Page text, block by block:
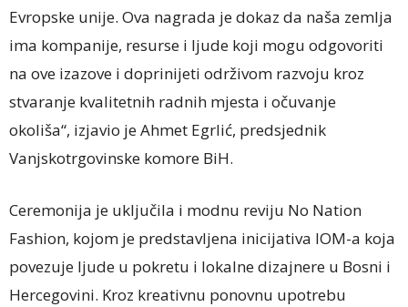
Evropske unije. Ova nagrada je dokaz da naša zemlja
ima kompanije, resurse i ljude koji mogu odgovoriti
na ove izazove i doprinijeti održivom razvoju kroz
stvaranje kvalitetnih radnih mjesta i očuvanje
okoliša“, izjavio je Ahmet Egrlić, predsjednik
Vanjskotrgovinske komore BiH.
Ceremonija je uključila i modnu reviju No Nation
Fashion, kojom je predstavljena inicijativa IOM-a koja
povezuje ljude u pokretu i lokalne dizajnere u Bosni i
Hercegovini. Kroz kreativnu ponovnu upotrebu